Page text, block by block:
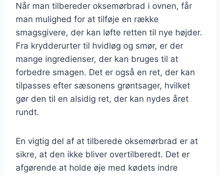
Når man tilbereder oksemørbrad i ovnen, får
man mulighed for at tilføje en række
smagsgivere, der kan løfte retten til nye højder.
Fra krydderurter til hvidløg og smør, er der
mange ingredienser, der kan bruges til at
forbedre smagen. Det er også en ret, der kan
tilpasses efter sæsonens grøntsager, hvilket
gør den til en alsidig ret, der kan nydes året
rundt.
En vigtig del af at tilberede oksemørbrad er at
sikre, at den ikke bliver overtilberedt. Det er
afgørende at holde øje med kødets indre